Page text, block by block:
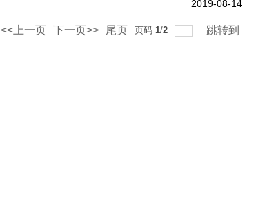
2019-08-14
<<上一页 下一页>> 尾页 页码 1/2 跳转到